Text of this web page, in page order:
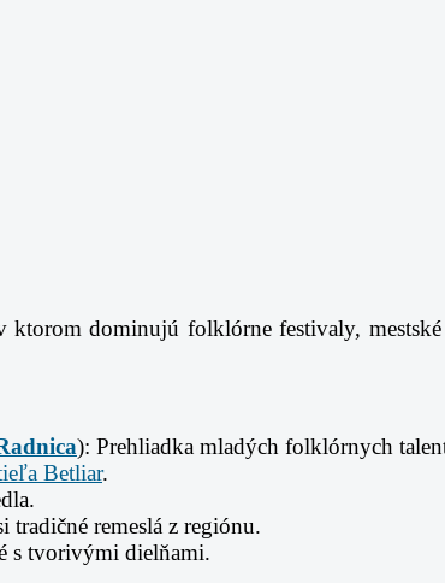
dominujú folklórne festivaly,
): Prehliadka mladých folklórnych
Betliar.
remeslá z regiónu.
s tvorivými dielňami.